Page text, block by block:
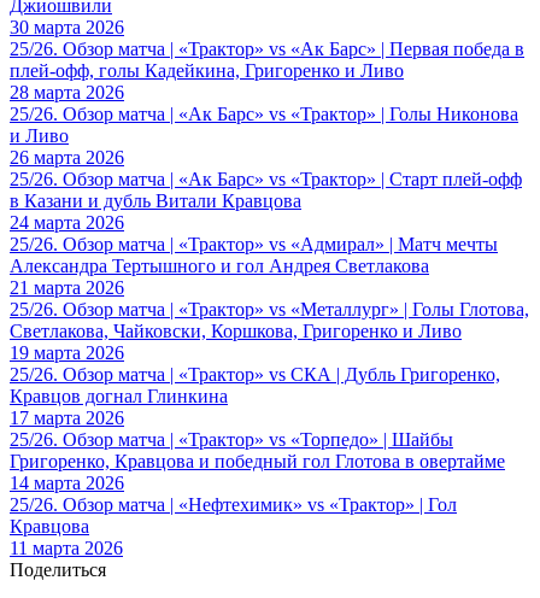
Джиошвили
30 марта 2026
25/26. Обзор матча | «Трактор» vs «Ак Барс» | Первая победа в
плей-офф, голы Кадейкина, Григоренко и Ливо
28 марта 2026
25/26. Обзор матча | «Ак Барс» vs «Трактор» | Голы Никонова
и Ливо
26 марта 2026
25/26. Обзор матча | «Ак Барс» vs «Трактор» | Старт плей-офф
в Казани и дубль Витали Кравцова
24 марта 2026
25/26. Обзор матча | «Трактор» vs «Адмирал» | Матч мечты
Александра Тертышного и гол Андрея Светлакова
21 марта 2026
25/26. Обзор матча | «Трактор» vs «Металлург» | Голы Глотова,
Светлакова, Чайковски, Коршкова, Григоренко и Ливо
19 марта 2026
25/26. Обзор матча | «Трактор» vs СКА | Дубль Григоренко,
Кравцов догнал Глинкина
17 марта 2026
25/26. Обзор матча | «Трактор» vs «Торпедо» | Шайбы
Григоренко, Кравцова и победный гол Глотова в овертайме
14 марта 2026
25/26. Обзор матча | «Нефтехимик» vs «Трактор» | Гол
Кравцова
11 марта 2026
Поделиться